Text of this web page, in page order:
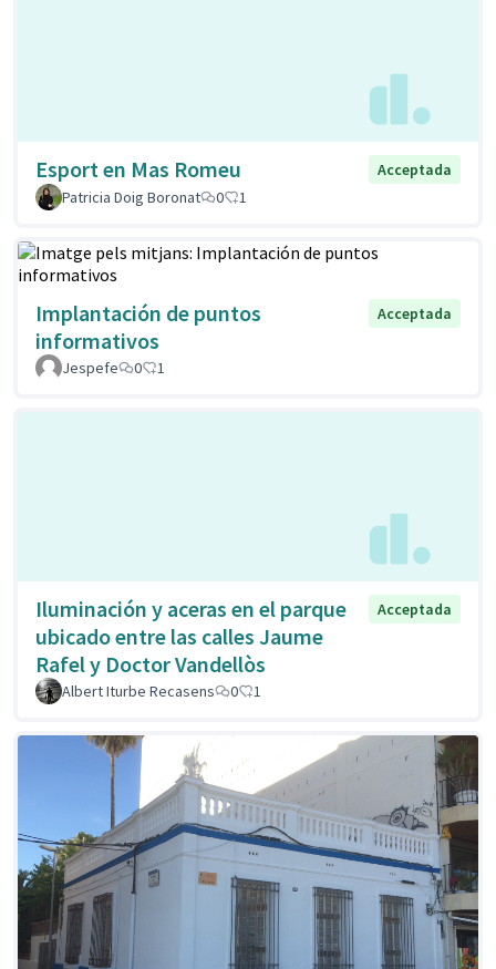
Esport en Mas Romeu
Acceptada
Patricia Doig Boronat
0 1
Implantación de puntos
informativos
Acceptada
Jespefe 0 1
Iluminación y aceras en el parque
ubicado entre las calles Jaume
Rafel y Doctor Vandellòs
Acceptada
Albert Iturbe Recasens 0 1